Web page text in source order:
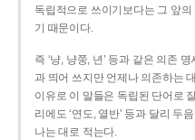
독립적으로 쓰이기보다는 그 앞
기 때문이다.
즉 ‘냥, 냥쭝, 년’ 등과 같은 의존
과 띄어 쓰지만 언제나 의존하는
이유로 이 말들은 독립된 단어로
리에도 ‘연도, 열반’ 등과 달리 두
나는 대로 적는다.